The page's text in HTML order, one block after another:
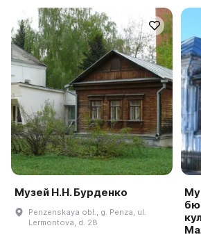
Музей Н.Н. Бурденко
Penzenskaya obl., g. Penza, ul.
Lermontova, d. 28